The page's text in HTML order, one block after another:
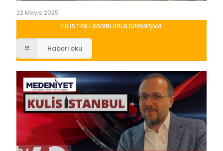
22 Mayıs 2025
FILISTINLI KADINLARLA DAYANIŞMA
Haberi oku